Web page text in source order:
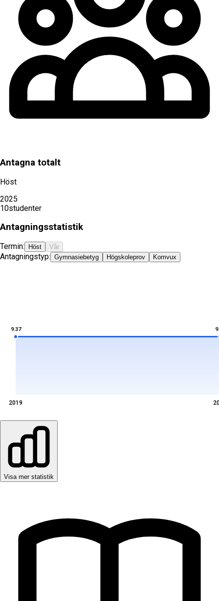
Antagna totalt
Höst
2025
10studenter
Antagningsstatistik
Termin: Höst Vår
Antagningstyp: Gymnasiebetyg Högskoleprov Komvux
9.37
2019
Visa mer statistik